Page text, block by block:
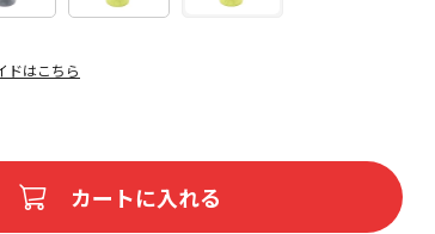
ドはこちら
カートに入れる